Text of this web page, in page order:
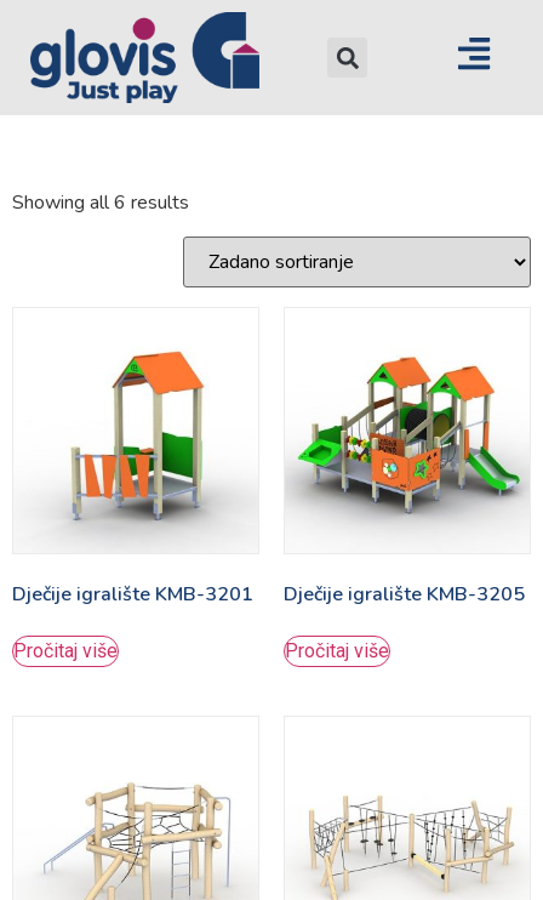
Showing all 6 results
Dječije igralište KMB-3201
Pročitaj više
Dječije igralište KMB-3205
Pročitaj više